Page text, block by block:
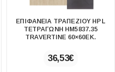
ΕΠΙΦΑΝΕΙΑ ΤΡΑΠΕΖΙΟΥ HPL
ΤΕΤΡΑΓΩΝΗ HM5837.35
TRAVERTINE 60×60ΕΚ.
36,53€